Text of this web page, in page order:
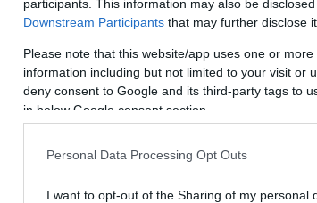
participants. This information may also be
Downstream Participants that may further disclose
Please note that this website/app uses one or
information including but not limited to your visit or
deny consent to Google and its third-party tags to
in below Google consent section.
Personal Data Processing Opt Outs
I want to opt-out of the Sharing of my personal
παρουσίασε σημαντική ανάπτυξη τον Ιούνιο,
10 μήνες. Ωστόσο, όπως επισημαίνει ο
συγκρίνονται με εκείνα του προηγούμενου
στις παραδόσεις λόγω ελλείψεων
από το δεύτερο εξάμηνο του περασμένου έτους,
ταξινομήσεων από τον Αύγουστο του 2022.
των νέων ταξινομήσεων θα εξασθενήσουν το